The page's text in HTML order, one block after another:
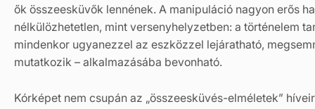
ők összeesküvők lennének. A manipuláció nagyon erős
nélkülözhetetlen, mint versenyhelyzetben: a történelem
mindenkor ugyanezzel az eszközzel lejáratható,
mutatkozik – alkalmazásába bevonható.
Kórképet nem csupán az „összeesküvés-elméletek”